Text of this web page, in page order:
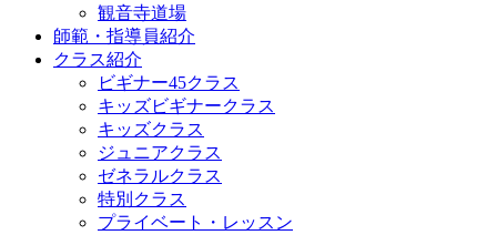
観音寺道場
師範・指導員紹介
クラス紹介
ビギナー45クラス
キッズビギナークラス
キッズクラス
ジュニアクラス
ゼネラルクラス
特別クラス
プライベート・レッスン